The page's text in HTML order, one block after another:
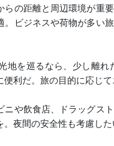
らの距離と周辺環境が重
。ビジネスや荷物が多い
地を巡るなら、少し離
利だ。旅の目的に応じて
ニや飲食店、ドラッグス
夜間の安全性も考慮した